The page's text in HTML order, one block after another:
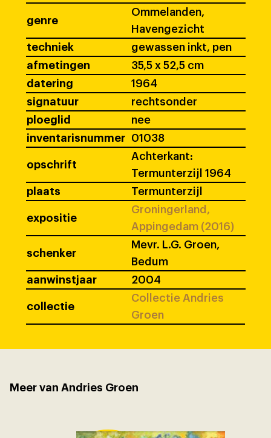
genre
Ommelanden,
Havengezicht
techniek
gewassen inkt, pen
afmetingen
35,5 x 52,5 cm
datering
1964
signatuur
rechtsonder
ploeglid
nee
inventarisnummer
01038
opschrift
Achterkant:
Termunterzijl 1964
plaats
Termunterzijl
expositie
Groningerland,
Appingedam (2016)
schenker
Mevr. L.G. Groen,
Bedum
aanwinstjaar
2004
collectie
Collectie Andries
Groen
Meer van Andries Groen